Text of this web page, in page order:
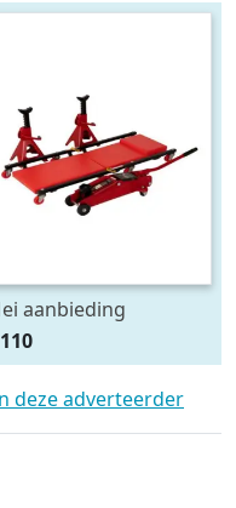
aanbieding
tons
+ 2 assteunen
deze adverteerder